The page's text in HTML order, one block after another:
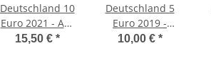
Deutschland 10
Euro 2021 - Auf
dem Wasser - A
15,50 € *
Deutschland 5
Euro 2019 -
Gemässigte
10,00 € *